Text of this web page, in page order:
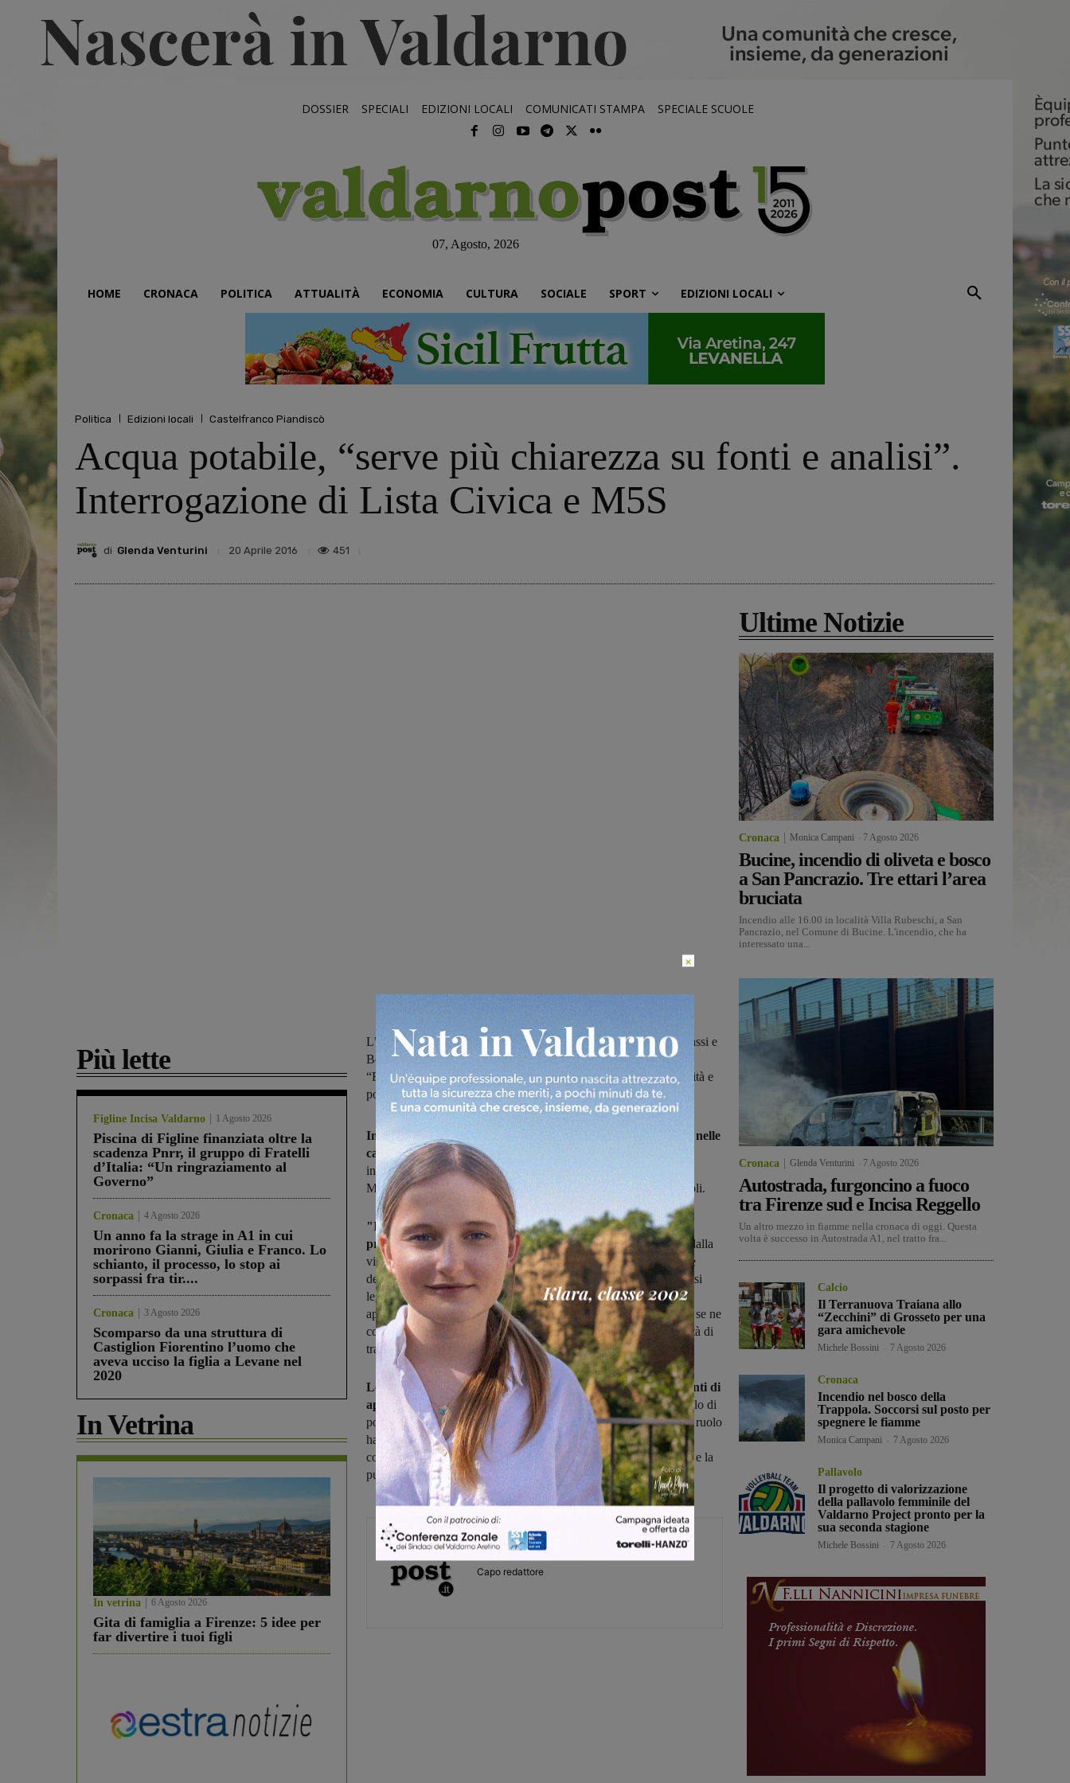
DOSSIER SPECIALI EDIZIONI LOCALI COMUNICATI STAMPA SPECIALE SCUOLE
07, Agosto, 2026
HOME CRONACA POLITICA ATTUALITÀ ECONOMIA CULTURA SOCIALE SPORT EDIZIONI LOCALI
Politica Edizioni locali Castelfranco Piandiscò
Acqua potabile, “serve più chiarezza su fonti e analisi”.
Interrogazione di Lista Civica e M5S
di Glenda Venturini 20 Aprile 2016 451
Più lette
Figline Incisa Valdarno 1 Agosto 2026
Piscina di Figline finanziata oltre la
scadenza Pnrr, il gruppo di Fratelli
d’Italia: “Un ringraziamento al
Governo”
Cronaca 4 Agosto 2026
Un anno fa la strage in A1 in cui
morirono Gianni, Giulia e Franco. Lo
schianto, il processo, lo stop ai
sorpassi fra tir....
Cronaca 3 Agosto 2026
Scomparso da una struttura di
Castiglion Fiorentino l’uomo che
aveva ucciso la figlia a Levane nel
2020
In Vetrina
In vetrina 6 Agosto 2026
Gita di famiglia a Firenze: 5 idee per
far divertire i tuoi figli
L’interrogazione è firmata dai consiglieri comunali Mobidelli, Grassi e
Benedetti dela Lista Civica e Quercioli del Movimento 5 Stelle.
“Raccogliamo la preoccupazione dei cittadini sui controlli di qualità e
potabilità dell’acqua erogata da Publiacqua. Serve trasparenza”
Informazioni più esaustive sulla qualità dell'acqua che arriva nelle
case di chi abita a Castelfranco Piandiscò.
A chiederle, in una
interrogazione congiunta, sono i consiglieri della Lista Civica,
Morbidelli, Grassi e Benedetti; e del Movimento 5 Stelle, Quercioli.
"Il Movimento Consumatori e i cittadini del territorio sono
preoccupati per le notizie discordanti che talvolta emergono dalla
visione degli atti in relazione ai rapporti con Publiacqua, il gestore
dell’acqua potabile, e in merito alla qualità dell’acqua erogarata", si
legge nel testo. Nel territorio comunale ci sono buone fonti di
approvvigionamento di sorgente, superficiali e da pozzi, "ma non se ne
conoscono le modalità di immissione in rete, né le diverse modalità di
trattamento", spiegano ancora i consiglieri.
Le richieste di chiarezza riguardano in particolare "tutti i punti di
approvvigionamentonel territorio; chi è responsabile del controllo di
potabilità dell’acqua immessa in rete; che ruolo ha il comune, che ruolo
ha la Asl e che ruolo Publiacqua nelle analisi e nel controllo". I
consiglieri chiedono anche di conoscere la periodicità dei prelievi e la
pubblicazione dell'esito delle analisi sul sito del comune.
Glenda Venturini
Capo redattore
Ultime Notizie
Cronaca Monica Campani 7 Agosto 2026
Bucine, incendio di oliveta e bosco
a San Pancrazio. Tre ettari l’area
bruciata
Incendio alle 16.00 in località Villa Rubeschi, a San
Pancrazio, nel Comune di Bucine. L'incendio, che ha
interessato una...
Cronaca Glenda Venturini 7 Agosto 2026
Autostrada, furgoncino a fuoco
tra Firenze sud e Incisa Reggello
Un altro mezzo in fiamme nella cronaca di oggi. Questa
volta è successo in Autostrada A1, nel tratto fra...
Calcio
Il Terranuova Traiana allo
“Zecchini” di Grosseto per una
gara amichevole
Michele Bossini 7 Agosto 2026
Cronaca
Incendio nel bosco della
Trappola. Soccorsi sul posto per
spegnere le fiamme
Monica Campani 7 Agosto 2026
Pallavolo
Il progetto di valorizzazione
della pallavolo femminile del
Valdarno Project pronto per la
sua seconda stagione
Michele Bossini 7 Agosto 2026
×